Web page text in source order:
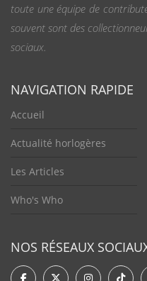
toute une équipe de
souvent sont des
sociaux.
NAVIGATION RAPIDE
Accueil
Actualité horlogères
Les Articles
Who's Who
NOS RÉSEAUX